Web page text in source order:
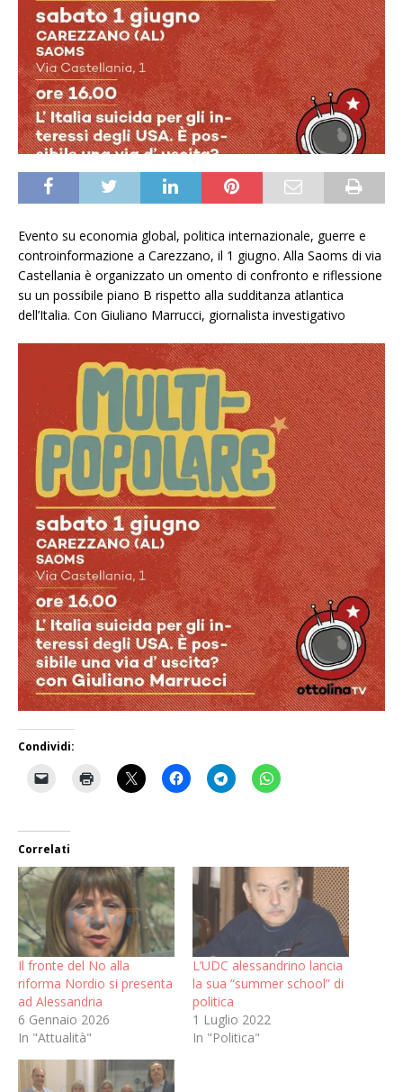
Evento su economia global, politica internazionale, guerre e
controinformazione a Carezzano, il 1 giugno. Alla Saoms di via
Castellania è organizzato un omento di confronto e riflessione
su un possibile piano B rispetto alla sudditanza atlantica
dell’Italia. Con Giuliano Marrucci, giornalista investigativo
Condividi:
Correlati
Il fronte del No alla
riforma Nordio si presenta
ad Alessandria
6 Gennaio 2026
In "Attualità"
L’UDC alessandrino lancia
la sua “summer school” di
politica
1 Luglio 2022
In "Politica"